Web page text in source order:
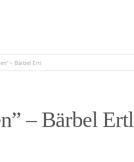
– Bärbel Ertl
– Bärbel Ertl